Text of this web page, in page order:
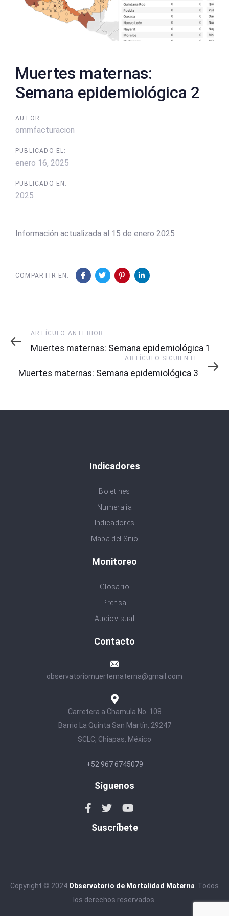
Muertes maternas:
Semana epidemiológica 2
AUTOR:
ommfacturacion
PUBLICADO EL:
enero 16, 2025
PUBLICADO EN:
2025
Información actualizada al 15 de enero 2025
COMPARTIR EN:
Artículo
Anterior
ARTÍCULO ANTERIOR
Muertes maternas: Semana epidemiológica 1
Siguiente
ARTÍCULO SIGUIENTE
Muertes maternas: Semana epidemiológica 3
Indicadores
Boletines
Numeralia
Indicadores
Mapa del Sitio
Monitoreo
Glosario
Prensa
Audiovisual
Contacto
observatoriomuertematerna@gmail.com
Carretera a Chamula No. 108
Barrio La Quinta San Martín, 29247
SCLC, Chiapas, México
+52 967 6745079
Síguenos
Suscríbete
Copyright © 2024 Observatorio de Mortalidad Materna . Todos
los derechos reservados.